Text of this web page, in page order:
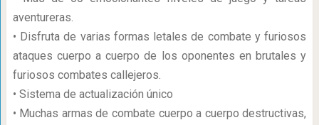
aventureras.
• Disfruta de varias formas letales de combate y furiosos
ataques cuerpo a cuerpo de los oponentes en brutales y
furiosos combates callejeros.
• Sistema de actualización único
• Muchas armas de combate cuerpo a cuerpo destructivas,